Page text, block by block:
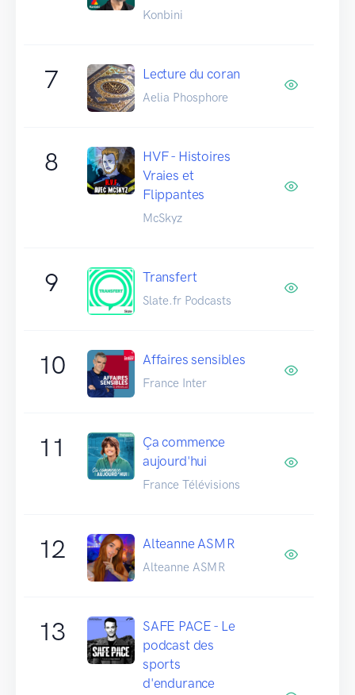
Konbini
7 Lecture du coran
Aelia Phosphore
8
HVF - Histoires
Vraies et
Flippantes
McSkyz
9 Transfert
Slate.fr Podcasts
10 Affaires sensibles
France Inter
11
Ça commence
aujourd'hui
France Télévisions
12 Alteanne ASMR
Alteanne ASMR
13
SAFE PACE - Le
podcast des
sports
d'endurance